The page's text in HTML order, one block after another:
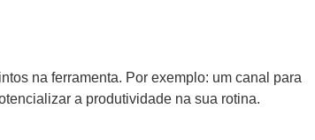
na ferramenta. Por exemplo: um canal para
a produtividade na sua rotina.